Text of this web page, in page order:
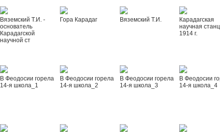
Вяземский Т.И. -
основатель
Карадагской
научной ст
Гора Карадаг Вяземский Т.И.
Карадагская
научная
1914 г.
В Феодосии горела
14-я школа_1
В Феодосии горела
14-я школа_2
В Феодосии горела
14-я школа_3
В Феодосии
14-я школа_4